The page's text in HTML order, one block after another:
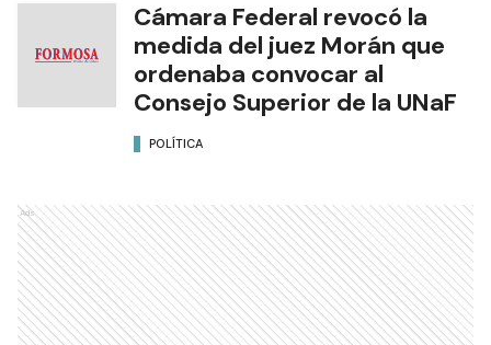
Cámara Federal revocó la
medida del juez Morán que
ordenaba convocar al
Consejo Superior de la UNaF
POLÍTICA
Ads